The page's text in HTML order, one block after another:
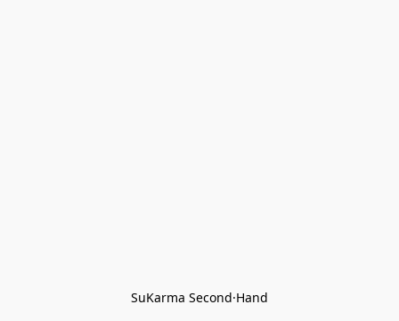
SuKarma Second·Hand